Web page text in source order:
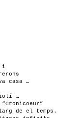
i
casa …
…
de el temps.